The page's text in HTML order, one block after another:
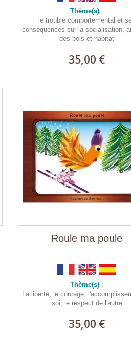
Thème(s) :
le trouble comportemental et
conséquences sur la socialisation,
des bois et habitat
35,00 €
Roule ma poule
Thème(s) :
La liberté, le courage,
soi, le respect de l'autre
35,00 €